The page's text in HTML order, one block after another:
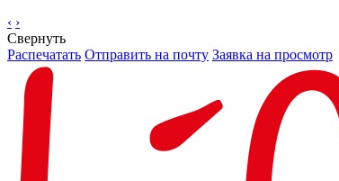
‹ ›
Свернуть
Распечатать Отправить на почту Заявка на просмотр